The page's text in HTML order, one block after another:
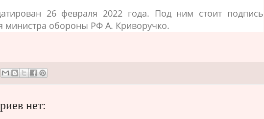
26 февраля 2022 года. Под ним стоит подпись
министра обороны РФ А. Криворучко.
нет: